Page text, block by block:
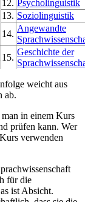
12. Psycholinguistik
13. Soziolinguistik
14.
Angewandte
15.
Geschichte der
weicht aus
ab.
in einem Kurs
prüfen kann. Wer
verwenden
für die
ist Absicht.